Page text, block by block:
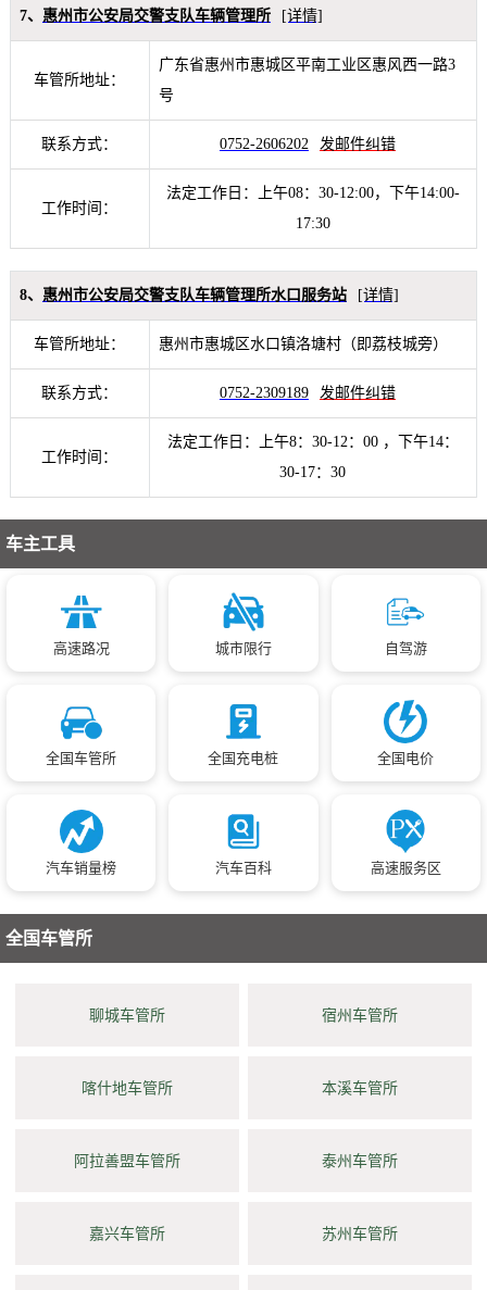
7、 惠州市公安局交警支队车辆管理所 [详情]
车管所地址：
广东省惠州市惠城区平南工业区惠风西一路3
号
联系方式： 0752-2606202 发邮件纠错
工作时间：
法定工作日：上午08：30-12:00，下午14:00-
17:30
8、 惠州市公安局交警支队车辆管理所水口服务站 [详情]
车管所地址： 惠州市惠城区水口镇洛塘村（即荔枝城旁）
联系方式： 0752-2309189 发邮件纠错
工作时间：
法定工作日：上午8：30-12：00 ，下午14：
30-17：30
车主工具
高速路况 城市限行 自驾游
全国车管所 全国充电桩 全国电价
汽车销量榜 汽车百科 高速服务区
全国车管所
聊城车管所 宿州车管所
喀什地车管所 本溪车管所
阿拉善盟车管所 泰州车管所
嘉兴车管所 苏州车管所